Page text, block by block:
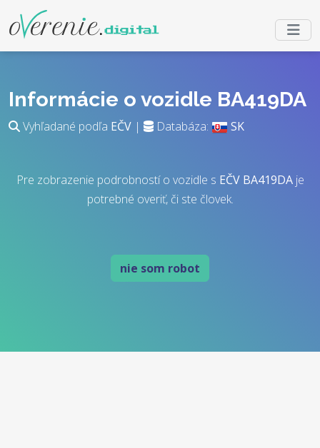
Informácie o vozidle BA419DA
Vyhľadané podľa EČV | Databáza: SK
Pre zobrazenie podrobností o vozidle s EČV BA419DAje
potrebné overiť, či ste človek.
nie som robot